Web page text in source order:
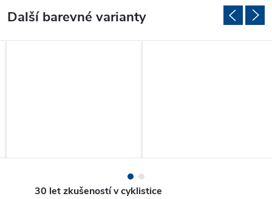
30 let zkušeností v cyklistice